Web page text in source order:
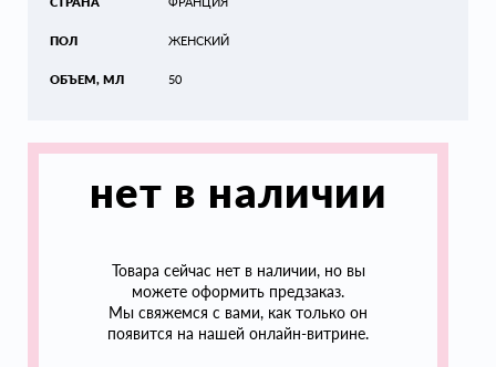
ПОЛ
ОБЪЕМ, МЛ
ЖЕНСКИЙ
50
нет в наличии
Товара сейчас нет в наличии, но вы
можете оформить предзаказ.
Мы свяжемся с вами, как только он
появится на нашей онлайн-витрине.